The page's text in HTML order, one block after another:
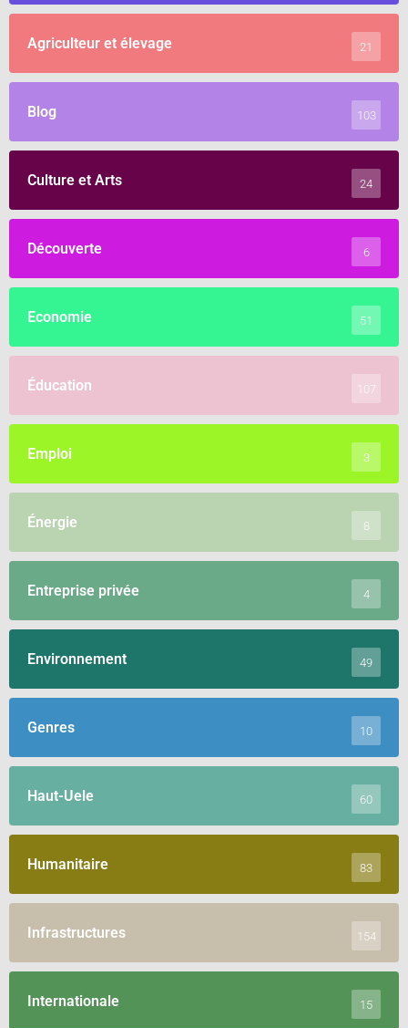
Agriculteur et élevage 21
Blog 103
Culture et Arts 24
Découverte 6
Economie 51
Éducation 107
Emploi 3
Énergie 8
Entreprise privée 4
Environnement 49
Genres 10
Haut-Uele 60
Humanitaire 83
Infrastructures 154
Internationale 15